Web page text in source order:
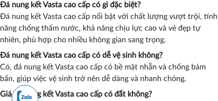
Đá nung kết Vasta cao cấp có gì đặc biệt?
Đá nung kết Vasta cao cấp nổi bật với chất lượng vượt trội, tính
năng chống thấm nước, khả năng chịu lực cao và vẻ đẹp tự
nhiên, phù hợp cho nhiều không gian sang trọng.
Đá nung kết Vasta cao cấp có dễ vệ sinh không?
Có, đá nung kết Vasta cao cấp có bề mặt nhẵn và chống bám
bẩn, giúp việc vệ sinh trở nên dễ dàng và nhanh chóng.
Giá đá nung kết Vasta cao cấp có đắt không?